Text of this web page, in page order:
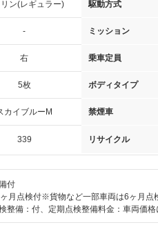
ン(レギュラー) 駆動方式
- ミッション
右 乗車定員
5枚 ボディタイプ
カイブルーM 禁煙車
339 リサイクル
付
月点検付※貨物など一部車両は6ヶ月点
整備：付、定期点検整備料金：車両価格